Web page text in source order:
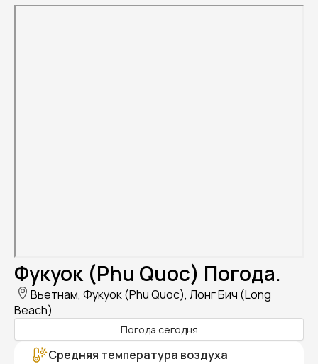
Фукуок (Phu Quoc) Погода.
Вьетнам, Фукуок (Phu Quoc), Лонг Бич (Long
Beach)
Погода сегодня
Средняя температура воздуха